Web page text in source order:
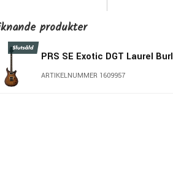
singlecoil-ton.
produkter
PRS SE Exotic DGT Laurel Burl
ARTIKELNUMMER 1609957